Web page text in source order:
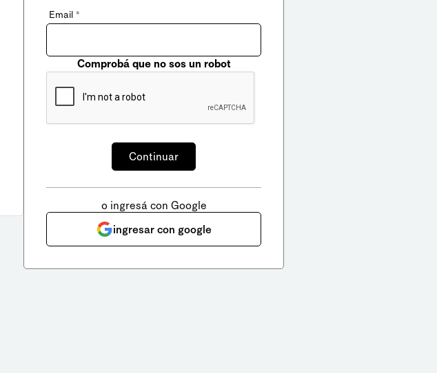
Email *
Comprobá que no sos un robot
o ingresá con Google
ingresar con google